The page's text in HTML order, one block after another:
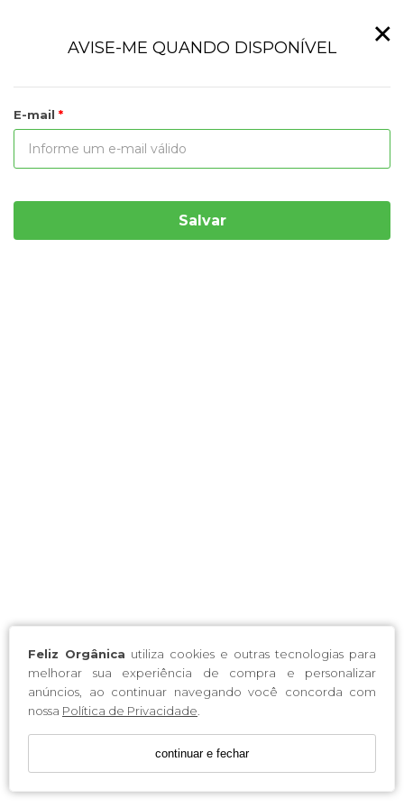
Feliz Orgânica utiliza cookies e outras tecnologias para
melhorar sua experiência de compra e personalizar
anúncios, ao continuar navegando você concorda com
nossa Política de Privacidade
continuar e fechar
×
AVISE-ME QUANDO DISPONÍVEL
E-mail
Salvar